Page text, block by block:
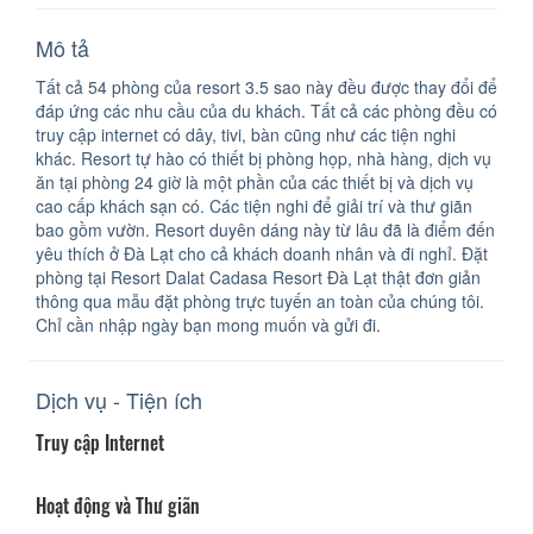
Mô tả
Tất cả 54 phòng của resort 3.5 sao này đều được thay đổi để
đáp ứng các nhu cầu của du khách. Tất cả các phòng đều có
truy cập internet có dây, tivi, bàn cũng như các tiện nghi
khác. Resort tự hào có thiết bị phòng họp, nhà hàng, dịch vụ
ăn tại phòng 24 giờ là một phần của các thiết bị và dịch vụ
cao cấp khách sạn có. Các tiện nghi để giải trí và thư giãn
bao gồm vườn. Resort duyên dáng này từ lâu đã là điểm đến
yêu thích ở Đà Lạt cho cả khách doanh nhân và đi nghỉ. Đặt
phòng tại Resort Dalat Cadasa Resort Đà Lạt thật đơn giản
thông qua mẫu đặt phòng trực tuyến an toàn của chúng tôi.
Chỉ cần nhập ngày bạn mong muốn và gửi đi.
Dịch vụ - Tiện ích
Truy cập Internet
Hoạt động và Thư giãn